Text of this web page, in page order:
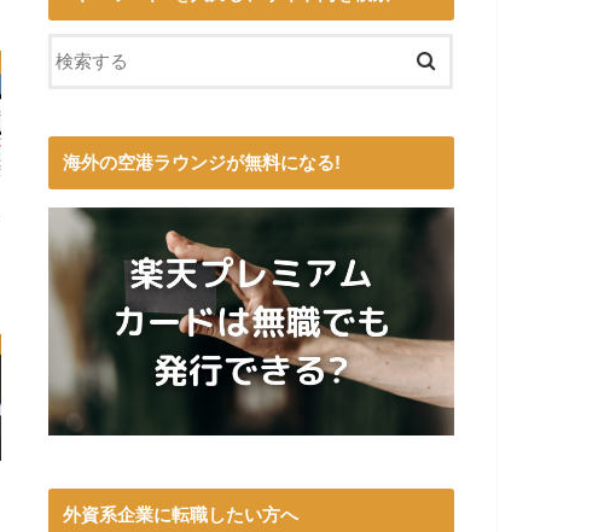
海外の空港ラウンジが無料になる!
外資系企業に転職したい方へ